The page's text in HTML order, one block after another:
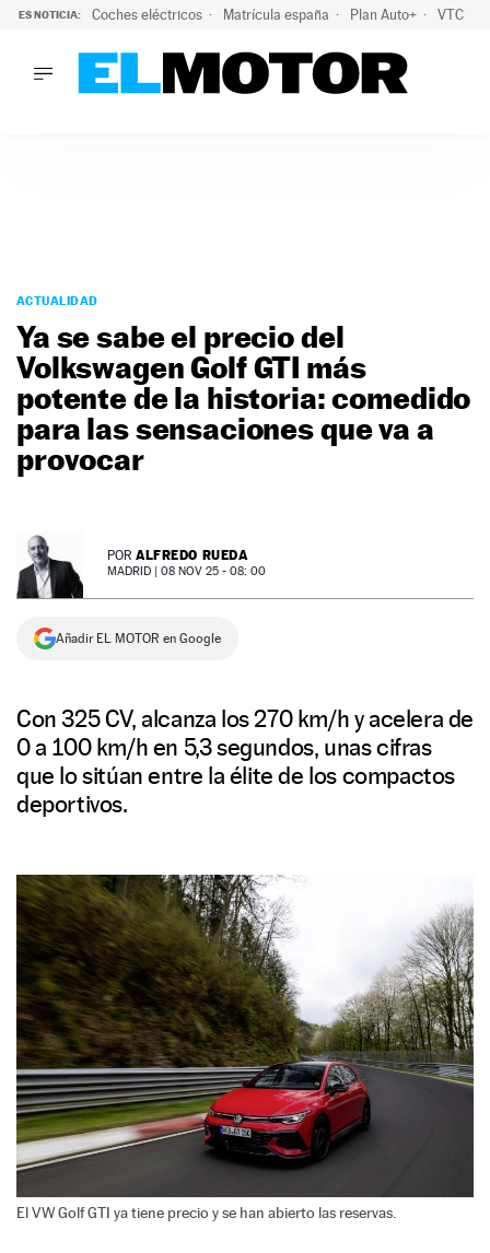
ES NOTICIA: Coches eléctricos Matrícula españa Plan Auto+ VTC
PODCAST
MOTOS
TECNOLOGÍA
SUPERCOCHES
MOTORTV
PREMIOS
SERVICIOS
SÍGUENOS
ACTUALIDAD
Ya se sabe el precio del
Volkswagen Golf GTI más
potente de la historia: comedido
para las sensaciones que va a
provocar
POR ALFREDO RUEDA
MADRID | 08 NOV 25 - 08: 00
Añadir EL MOTOR en Google
Con 325 CV, alcanza los 270 km/h y acelera de
0 a 100 km/h en 5,3 segundos, unas cifras
que lo sitúan entre la élite de los compactos
deportivos.
El VW Golf GTI ya tiene precio y se han abierto las reservas.